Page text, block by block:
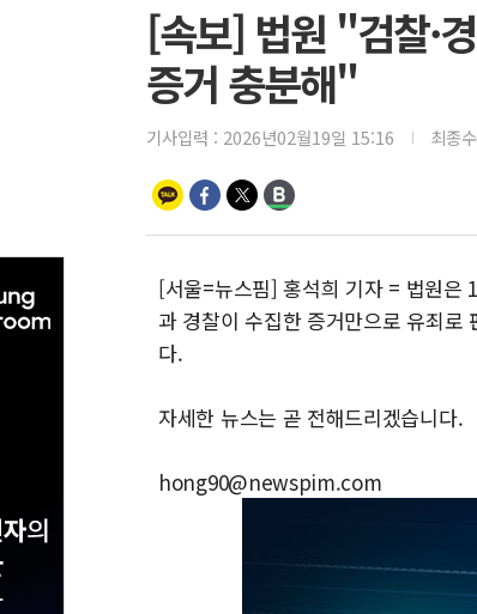
[속보] 법원 "검찰·
증거 충분해"
기사입력 : 2026년02월19일 15:16 최종
[서울=뉴스핌] 홍석희 기자 = 법원은
과 경찰이 수집한 증거만으로 유죄
다.
자세한 뉴스는 곧 전해드리겠습니다.
hong90@newspim.com